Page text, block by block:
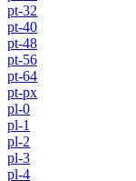
pt-32
pt-40
pt-48
pt-56
pt-64
pt-px
pl-0
pl-1
pl-2
pl-3
pl-4